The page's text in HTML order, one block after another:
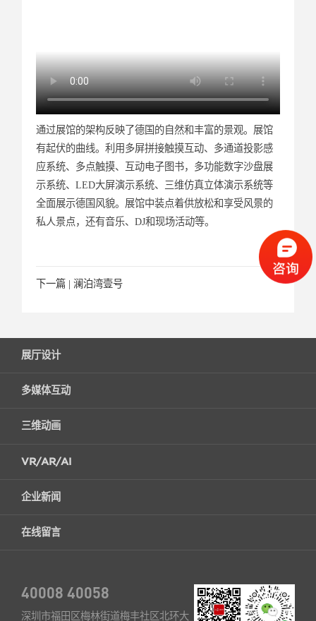
通过展馆的架构反映了德国的自然和丰富的景观。展馆
有起伏的曲线。利用多屏拼接触摸互动、多通道投影感
应系统、多点触摸、互动电子图书，多功能数字沙盘展
示系统、LED大屏演示系统、三维仿真立体演示系统等
全面展示德国风貌。展馆中装点着供放松和享受风景的
私人景点，还有音乐、DJ和现场活动等。
下一篇 | 澜泊湾壹号
展厅设计
多媒体互动
三维动画
VR/AR/AI
企业新闻
在线留言
40008 40058
深圳市福田区梅林街道梅丰社区北环大